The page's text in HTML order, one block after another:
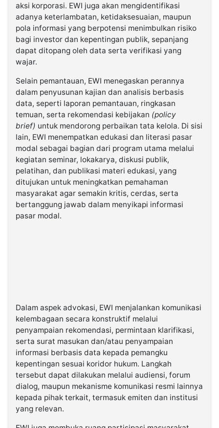
aksi korporasi. EWI juga akan mengidentifikasi
adanya keterlambatan, ketidaksesuaian, maupun
pola informasi yang berpotensi menimbulkan risiko
bagi investor dan kepentingan publik, sepanjang
dapat ditopang oleh data serta verifikasi yang
wajar.
Selain pemantauan, EWI menegaskan perannya
dalam penyusunan kajian dan analisis berbasis
data, seperti laporan pemantauan, ringkasan
temuan, serta rekomendasi kebijakan (policy
brief) untuk mendorong perbaikan tata kelola. Di sisi
lain, EWI menempatkan edukasi dan literasi pasar
modal sebagai bagian dari program utama melalui
kegiatan seminar, lokakarya, diskusi publik,
pelatihan, dan publikasi materi edukasi, yang
ditujukan untuk meningkatkan pemahaman
masyarakat agar semakin kritis, cerdas, serta
bertanggung jawab dalam menyikapi informasi
pasar modal.
Dalam aspek advokasi, EWI menjalankan komunikasi
kelembagaan secara konstruktif melalui
penyampaian rekomendasi, permintaan klarifikasi,
serta surat masukan dan/atau penyampaian
informasi berbasis data kepada pemangku
kepentingan sesuai koridor hukum. Langkah
tersebut dapat dilakukan melalui audiensi, forum
dialog, maupun mekanisme komunikasi resmi lainnya
kepada pihak terkait, termasuk emiten dan institusi
yang relevan.